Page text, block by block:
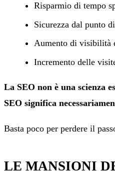
Risparmio di tempo
Sicurezza dal punto
Aumento di visibilità
Incremento delle
La SEO non è una scienza
SEO significa
Basta poco per perdere il
LE MANSIONI